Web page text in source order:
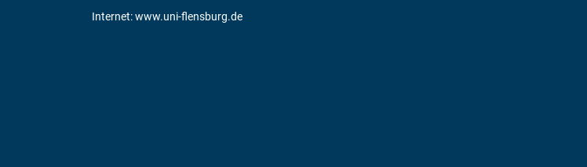
Internet:www.uni-flensburg.de